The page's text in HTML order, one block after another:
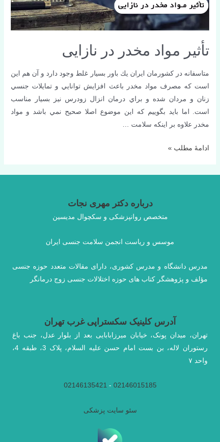
تأثیر مواد مخدر در نازایی
متاسفانه در كشورمان ايران يك باور بسيار غلط وجود دارد و آن هم اين
است كه مصرف مواد مخدر باعث افزايش توانايي و تمايلات جنسي
زنان و مردان شده و براي درمان انزال زودرس نيز بسيار مناسب
است. اما بايد بگوييم كه اين موضوع اصلا صحيح نمي باشد و مواد
مخدر علاوه بر اينكه سلامت …
تأثیر
مخدر
ادامۀ مطلب »
درباره دکتر مهری نجات
متخصص روانپزشکی و سکچوال مدیسین
موسس و ریاست انجمن سلامت جنسی ایران
مدرس دانشگاه و مدرس کشوری، دارای مقالات متعدد حوزه جنسی
مؤلف و پژوهشگر کتاب های حوزه اختلالات جنسی زوج درمانگر
آدرس کلینیک سکستراپی غرب تهران
تهران، میدان پونک، خیابان میرزابابایی بعد از بلوار عدل، جنب باغ
رستوران لاله، بن بست امام حسن علیه السلام، پلاک 3، طبقه 4،
واحد ۷
02146015185
-
02146135421
سئو سایت پزشکی